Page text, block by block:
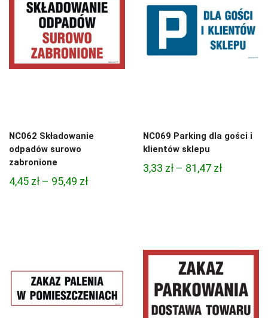
NC062 Składowanie
odpadów surowo
zabronione
4,45 zł – 95,49 złZakres
NC069 Parking dla gości i
klientów sklepu
3,33 zł – 81,47 złZakres
81,47 zł